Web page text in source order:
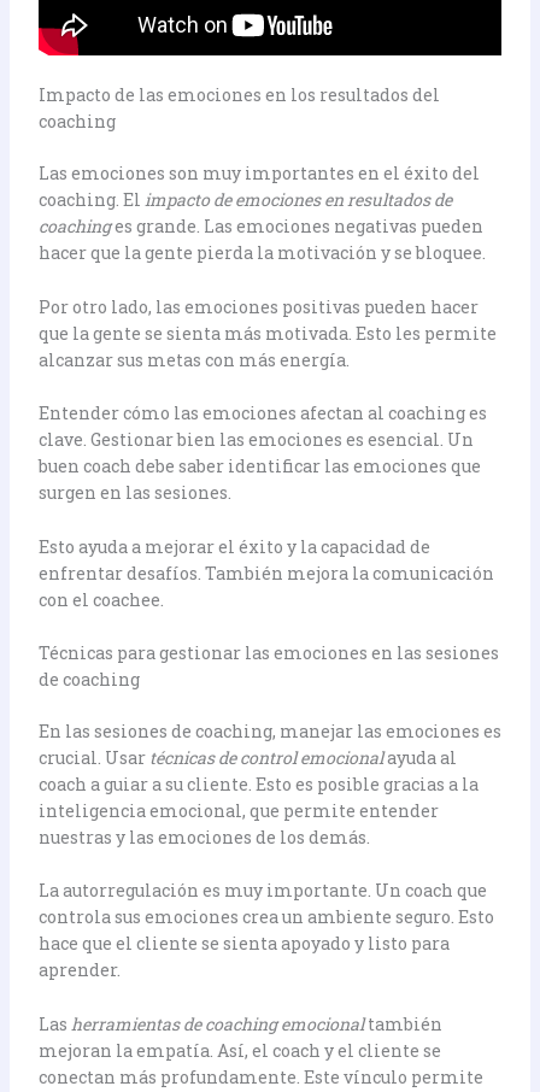
Impacto de las emociones en los resultados del
coaching
Las emociones son muy importantes en el éxito del
coaching. El impacto de emociones en resultados de
coachinges grande. Las emociones negativas pueden
hacer que la gente pierda la motivación y se bloquee.
Por otro lado, las emociones positivas pueden hacer
que la gente se sienta más motivada. Esto les permite
alcanzar sus metas con más energía.
Entender cómo las emociones afectan al coaching es
clave. Gestionar bien las emociones es esencial. Un
buen coach debe saber identificar las emociones que
surgen en las sesiones.
Esto ayuda a mejorar el éxito y la capacidad de
enfrentar desafíos. También mejora la comunicación
con el coachee.
Técnicas para gestionar las emociones en las sesiones
de coaching
En las sesiones de coaching, manejar las emociones es
crucial. Usar técnicas de control emocionalayuda al
coach a guiar a su cliente. Esto es posible gracias a la
inteligencia emocional, que permite entender
nuestras y las emociones de los demás.
La autorregulación es muy importante. Un coach que
controla sus emociones crea un ambiente seguro. Esto
hace que el cliente se sienta apoyado y listo para
aprender.
Las herramientas de coaching emocionaltambién
mejoran la empatía. Así, el coach y el cliente se
conectan más profundamente. Este vínculo permite